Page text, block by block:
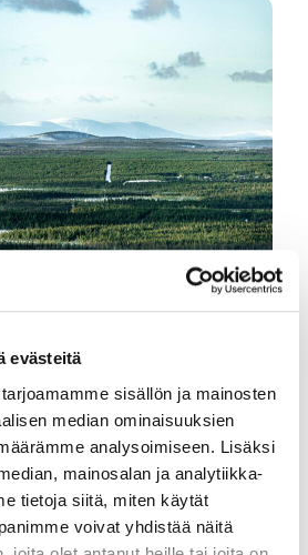
evästeitä
sisällön ja mainosten
median ominaisuuksien
analysoimiseen. Lisäksi
mainosalan ja analytiikka-
tietoja siitä, miten käytät
voivat yhdistää näitä
for the
Finland label
its locations
, Sustainability
Restaurants has initiated the
for the Sustainable Travel